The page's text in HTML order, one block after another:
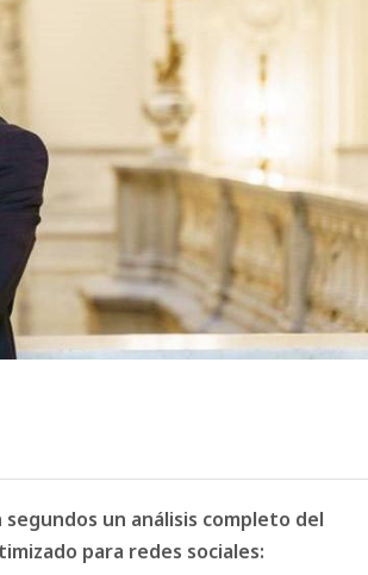
un análisis completo del
para redes sociales: